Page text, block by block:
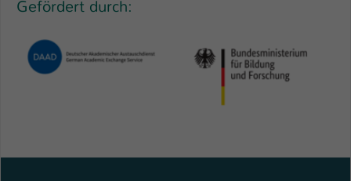
Gefördert durch: